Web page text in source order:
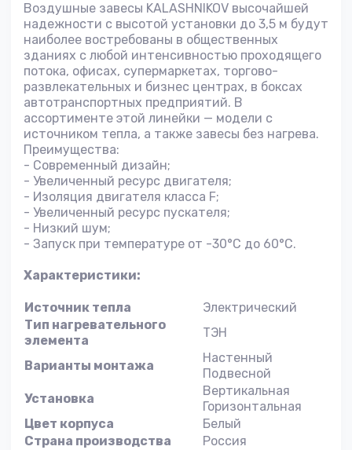
Воздушные завесы KALASHNIKOV высочайшей
надежности с высотой установки до 3,5 м будут
наиболее востребованы в общественных
зданиях с любой интенсивностью проходящего
потока, офисах, супермаркетах, торгово-
развлекательных и бизнес центрах, в боксах
автотранспортных предприятий. В
ассортименте этой линейки — модели с
источником тепла, а также завесы без нагрева.
Преимущества:
- Современный дизайн;
- Увеличенный ресурс двигателя;
- Изоляция двигателя класса F;
- Увеличенный ресурс пускателя;
- Низкий шум;
- Запуск при температуре от -30°C до 60°C.
Характеристики:
Источник тепла
Электрический
Тип нагревательного
элемента
ТЭН
Варианты монтажа
Настенный
Подвесной
Установка
Вертикальная
Горизонтальная
Цвет корпуса
Белый
Страна производства
Россия